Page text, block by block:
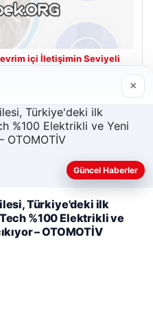
içi İletişimin Seviyeli
amacıyla çerezler
×
Güncel Haberler
Türkiye'deki ilk
%100 Elektrikli ve
– OTOMOTİV